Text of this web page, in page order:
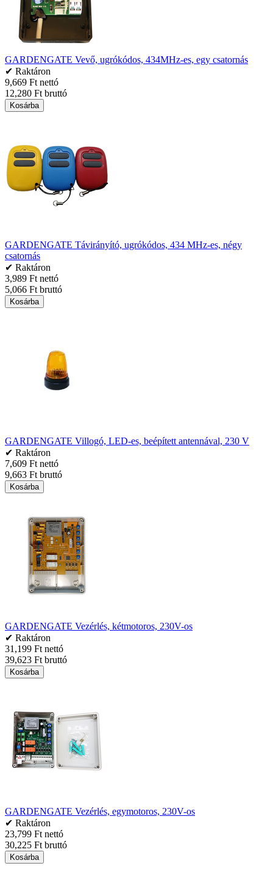
GARDENGATE Vevő, ugrókódos, 434MHz-es, egy csatornás
✔ Raktáron
9,669 Ft nettó
12,280 Ft bruttó
Kosárba
GARDENGATE Távirányító, ugrókódos, 434 MHz-es, négy
csatornás
✔ Raktáron
3,989 Ft nettó
5,066 Ft bruttó
Kosárba
GARDENGATE Villogó, LED-es, beépített antennával, 230 V
✔ Raktáron
7,609 Ft nettó
9,663 Ft bruttó
Kosárba
GARDENGATE Vezérlés, kétmotoros, 230V-os
✔ Raktáron
31,199 Ft nettó
39,623 Ft bruttó
Kosárba
GARDENGATE Vezérlés, egymotoros, 230V-os
✔ Raktáron
23,799 Ft nettó
30,225 Ft bruttó
Kosárba